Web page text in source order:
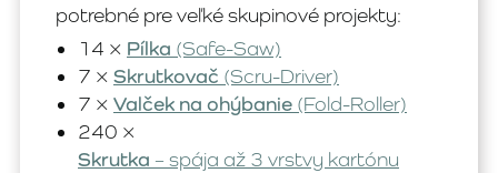
potrebné pre veľké skupinové projekty:
14 × Pílka (Safe-Saw)
7 × Skrutkovač (Scru-Driver)
7 × Valček na ohýbanie (Fold-Roller)
240 ×
Skrutka – spája až 3 vrstvy kartónu